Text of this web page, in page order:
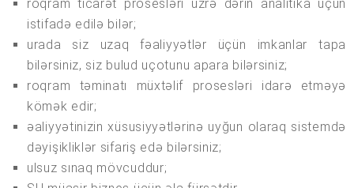
roqram ticarət prosesləri üzrə dərin analitika üçün
istifadə edilə bilər;
urada siz uzaq fəaliyyətlər üçün imkanlar tapa
bilərsiniz, siz bulud uçotunu apara bilərsiniz;
roqram təminatı müxtəlif prosesləri idarə etməyə
kömək edir;
əaliyyətinizin xüsusiyyətlərinə uyğun olaraq sistemdə
dəyişikliklər sifariş edə bilərsiniz;
ulsuz sınaq mövcuddur;